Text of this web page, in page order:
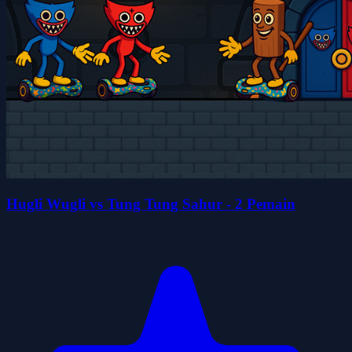
Hugli Wugli vs Tung Tung Sahur - 2 Pemain